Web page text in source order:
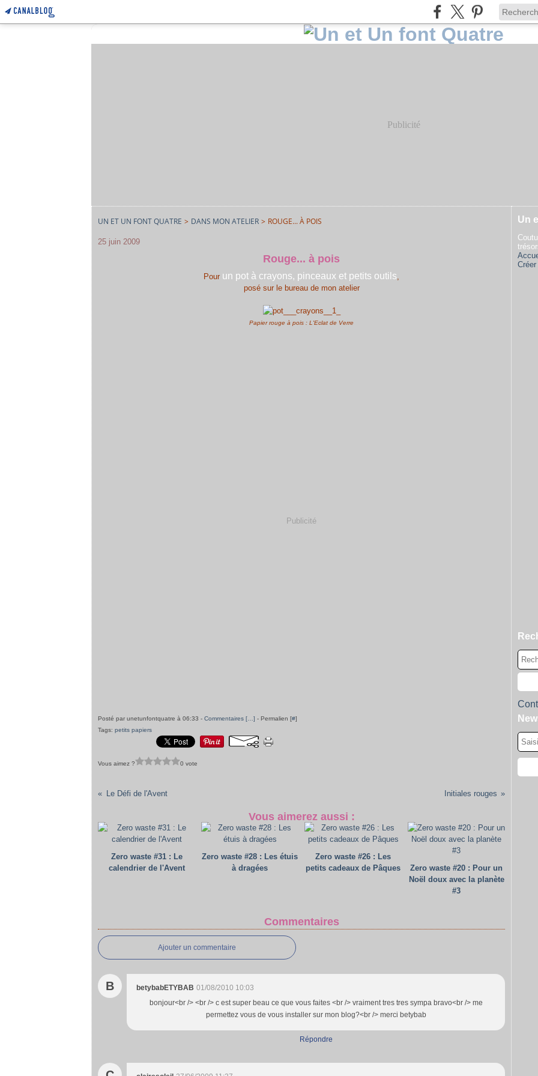
Publicité
UN ET UN FONT QUATRE > DANS MON ATELIER > ROUGE... À POIS
25 juin 2009
Rouge... à pois
Pour un pot à crayons, pinceaux et petits outils,
posé sur le bureau de mon atelier
Papier rouge à pois : L'Eclat de Verre
Publicité
Posté par unetunfontquatre à 06:33 - Commentaires [ ] - Permalien [#]
Tags: petits papiers
Vous aimez ? 0 vote
Le Défi de l'Avent Initiales rouges
Vous aimerez aussi :
Zero waste #31 : Le
calendrier de l'Avent
Zero waste #28 : Les étuis
à dragées
Zero waste #26 : Les
petits cadeaux de Pâques
Zero waste #20 : Pour un
Noël doux avec la planète
#3
Commentaires
Ajouter un commentaire
B betybabETYBAB 01/08/2010 10:03
bonjour<br /> <br /> c est super beau ce que vous faites <br /> vraiment tres tres sympa bravo<br /> me
permettez vous de vous installer sur mon blog?<br /> merci betybab
Répondre
Un